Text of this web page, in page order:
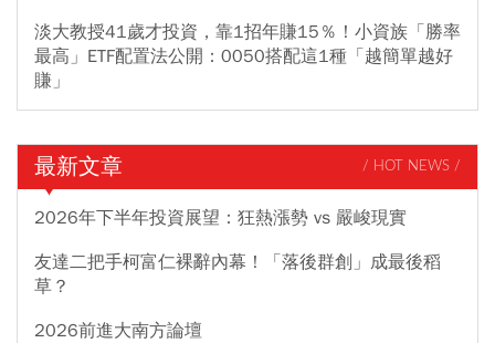
淡大教授41歲才投資，靠1招年賺15％！小資族「勝率
最高」ETF配置法公開：0050搭配這1種「越簡單越好
賺」
最新文章 / HOT NEWS /
2026年下半年投資展望：狂熱漲勢 vs 嚴峻現實
友達二把手柯富仁裸辭內幕！「落後群創」成最後稻
草？
2026前進大南方論壇